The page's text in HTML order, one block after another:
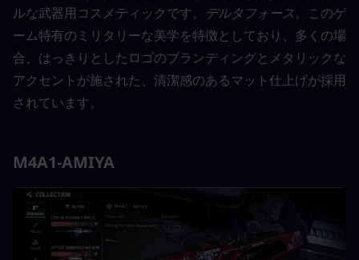
ルな武器用コスメティックです。 デルタフォース。このゲ
ーム特有のミリタリーな美学を特徴としており、多くの場
合、はっきりとしたロゴのブランディングとメタリックな
アクセントが施された、清潔感のあるマット仕上げが採用
されています。
M4A1-AMIYA